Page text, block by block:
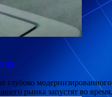
глубоко
рынка запустят во